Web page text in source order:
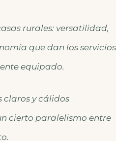
rurales: versatilidad,
que dan los servicios
equipado.
claros y cálidos
cierto paralelismo entre